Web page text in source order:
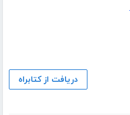
دریافت از کتابراه